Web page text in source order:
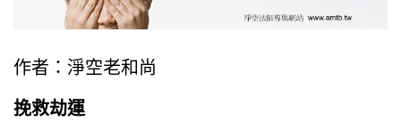
作者：淨空老和尚
挽救劫運